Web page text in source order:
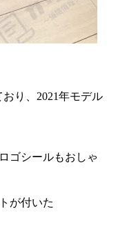
り、2021年モデル
ゴシールもおしゃ
が付いた